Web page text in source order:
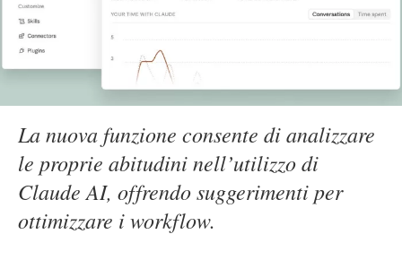
La nuova funzione consente di analizzare
le proprie abitudini nell’utilizzo di
Claude AI, offrendo suggerimenti per
ottimizzare i workflow.